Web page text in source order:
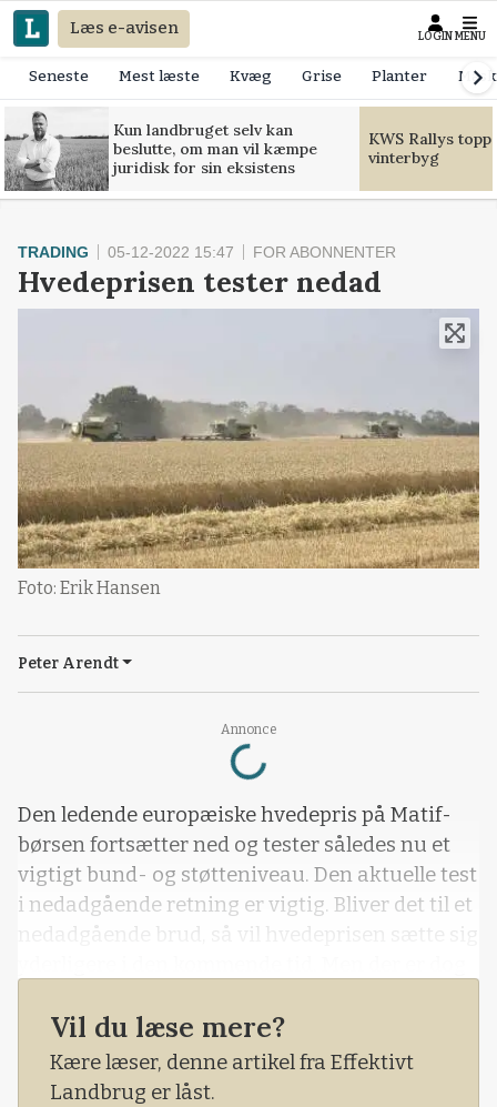
Læs e-avisen LOGIN MENU
Seneste Mest læste Kvæg Grise Planter
Kun landbruget selv kan
beslutte, om man vil kæmpe
juridisk for sin eksistens
KWS Rallys
vinterbyg
Annonce
Loading...
TRADING 05-12-2022 15:47 FOR ABONNENTER
Hvedeprisen tester nedad
Foto: Erik Hansen
Peter Arendt
Den ledende europæiske hvedepris på Matif-
børsen fortsætter ned og tester således nu et
vigtigt bund- og støtteniveau. Den aktuelle test
i nedadgående retning er vigtig. Bliver det til et
nedadgående brud, så vil hvedeprisen sætte sig
bliver det til en afvisning, så vil den usikre
sidelæns handel fortsætte.
Vil du læse mere?
Kære læser, denne artikel fra Effektivt
Landbrug er låst.